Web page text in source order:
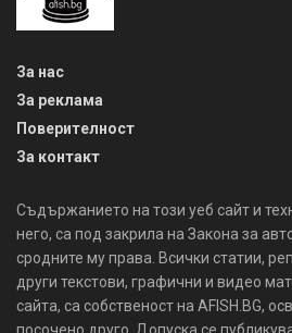
За нас
За реклама
Поверителност
За контакт
Съдържанието на този уеб сайт и
него, са под закрила на Закона за
сродните му права. Всички статии,
други текстови, графични и видео
сайта, са собственост на AFISH.BG,
посочено друго. Допуска се